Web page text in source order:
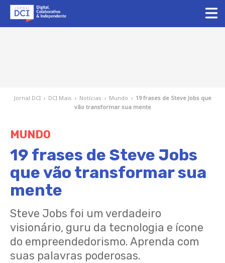
Jornal DCI › DCI Mais › Notícias › Mundo › 19 frases de Steve Jobs que
vão transformar sua mente
MUNDO
19 frases de Steve Jobs
que vão transformar sua
mente
Steve Jobs foi um verdadeiro
visionário, guru da tecnologia e ícone
do empreendedorismo. Aprenda com
suas palavras poderosas.